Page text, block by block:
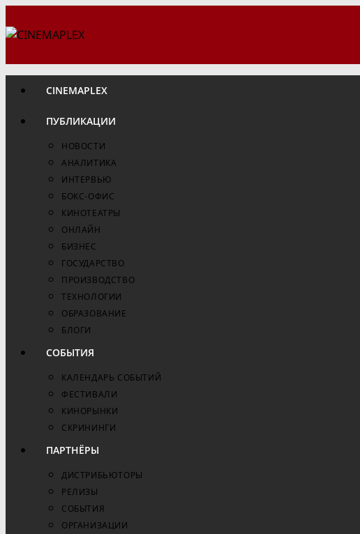
к
CINEMAPLEX
ПУБЛИКАЦИИ
НОВОСТИ
АНАЛИТИКА
ИНТЕРВЬЮ
БОКС-ОФИС
КИНОТЕАТРЫ
ОНЛАЙН
БИЗНЕС
ГОСУДАРСТВО
ПРОИЗВОДСТВО
ТЕХНОЛОГИИ
ОБРАЗОВАНИЕ
БЛОГИ
СОБЫТИЯ
КАЛЕНДАРЬ СОБЫТИЙ
ФЕСТИВАЛИ
КИНОРЫНКИ
СКРИНИНГИ
ПАРТНЁРЫ
ДИСТРИБЬЮТОРЫ
РЕЛИЗЫ
СОБЫТИЯ
ОРГАНИЗАЦИИ